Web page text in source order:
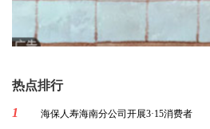
热点排行
1
海保人寿海南分公司开展3·15消费者